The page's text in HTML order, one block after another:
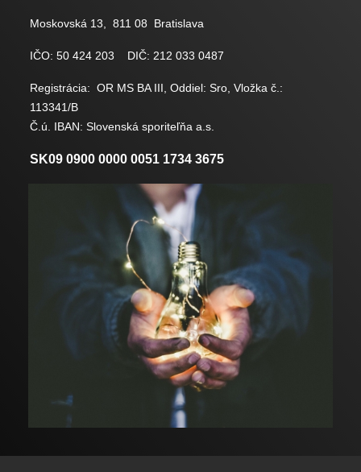
Moskovská 13, 811 08 Bratislava
IČO: 50 424 203 DIČ: 212 033 0487
Registrácia: OR MS BA III, Oddiel: Sro, Vložka č.:
113341/B
Č.ú. IBAN: Slovenská sporiteľňa a.s.
SK09 0900 0000 0051 1734 3675